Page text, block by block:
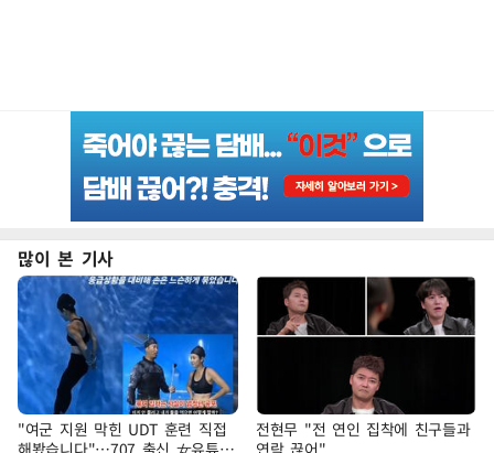
많이 본 기사
"여군 지원 막힌 UDT 훈련 직접
해봤습니다"…707 출신 女유튜버
전현무 "전 연인 집착에 친구들과
연락 끊어"